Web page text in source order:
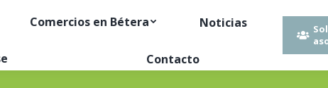
Comercios en Bétera Noticias
Contacto